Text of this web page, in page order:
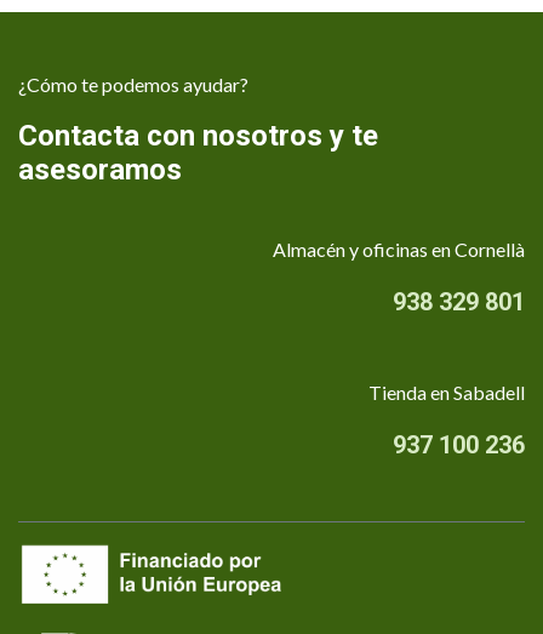
¿Cómo te podemos ayudar?
Contacta con nosotros y te
asesoramos
Almacén y oficinas en Cornellà
938 329 801
Tienda en Sabadell
937 100 236